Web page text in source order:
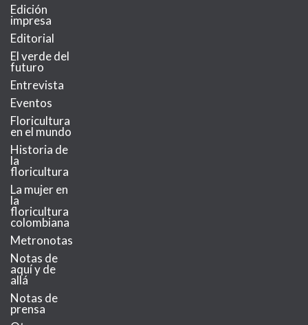
Edición
impresa
Editorial
El verde del
futuro
Entrevista
Eventos
Floricultura
en el mundo
Historia de
la
floricultura
La mujer en
la
floricultura
colombiana
Metronotas
Notas de
aquí y de
allá
Notas de
prensa